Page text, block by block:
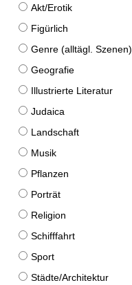
Akt/Erotik
Figürlich
Genre (alltägl. Szenen)
Geografie
Illustrierte Literatur
Judaica
Landschaft
Musik
Pflanzen
Porträt
Religion
Schifffahrt
Sport
Städte/Architektur